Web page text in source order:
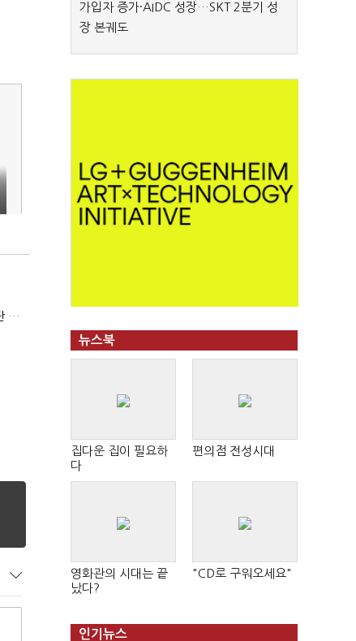
김한규 전 비서관 "집무실 용산 이전 아직도 이해 못 해…독단 우려"
가입자 증가·AIDC 성장…SKT 2분기 성
장 본궤도
뉴스북
집다운 집이 필요하
다
편의점 전성시대
영화관의 시대는 끝
났다?
"CD로 구워오세요"
인기뉴스